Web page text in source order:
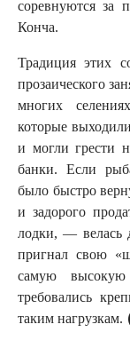
соревнуются за
Конча.
Традиция этих
прозаического
многих
которые
и могли грести
банки. Если
было быстро
и задорого
лодки, — велась
пригнал свою
самую
требовались
таким нагрузкам.